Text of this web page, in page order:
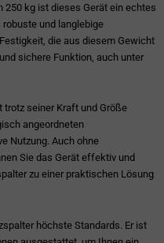
250 kg ist dieses Gerät ein echtes
und langlebige
die aus diesem Gewicht
sichere Funktion, auch unter
trotz seiner Kraft und Größe
angeordneten
Nutzung. Auch ohne
Sie das Gerät effektiv und
zu einer praktischen Lösung
höchste Standards. Er ist